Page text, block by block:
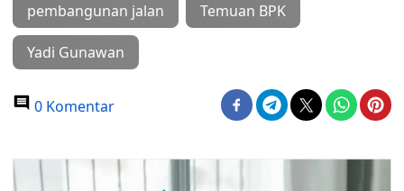
pembangunan jalan Temuan BPK
Yadi Gunawan
0 Komentar